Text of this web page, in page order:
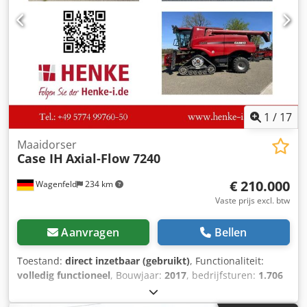
1 / 17
Wagenfeld 234 km
Maaidorser
Case IH Axial-Flow 7240
€ 210.000
Vaste prijs excl. btw
Aanvragen Bellen
Toestand: direct inzetbaar (gebruikt), Functionaliteit:
volledig functioneel, Bouwjaar: 2017, bedrijfsturen: 1.706
366 kW (497,62 pk)
maximale snelheid:30 km/h, eerste registratie:07/2017,